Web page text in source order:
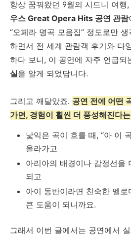
항상 꿈꿔왔던 9월의 시드니 여행
우스 Great Opera Hits 공연 관람
“오페라 명곡 모음집” 정도로만
하면서 전 세계 관람객 후기와 다
하다 보니, 이 공연에 자주 언급되
실을 알게 되었답니다.
그리고 깨달았죠. 공연 전에 어떤
가면, 경험이 훨씬 더 풍성해진다
낯익은 곡이 흐를 때, “아 이
올라가고
아리아의 배경이나 감정선을
되고
아이 동반이라면 친숙한 멜
큰 도움이 되니까요.
그래서 이번 글에서는 공연에서